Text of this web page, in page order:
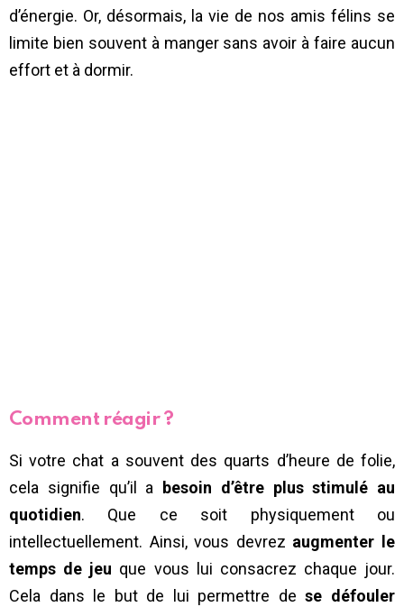
d’énergie. Or, désormais, la vie de nos amis félins se
limite bien souvent à manger sans avoir à faire aucun
effort et à dormir.
Comment réagir ?
Si votre chat a souvent des quarts d’heure de folie,
cela signifie qu’il a
besoin d’être plus stimulé au
quotidien. Que ce soit physiquement ou
intellectuellement. Ainsi, vous devrez augmenter le
temps de jeu que vous lui consacrez chaque jour.
Cela dans le but de lui permettre dese défouler